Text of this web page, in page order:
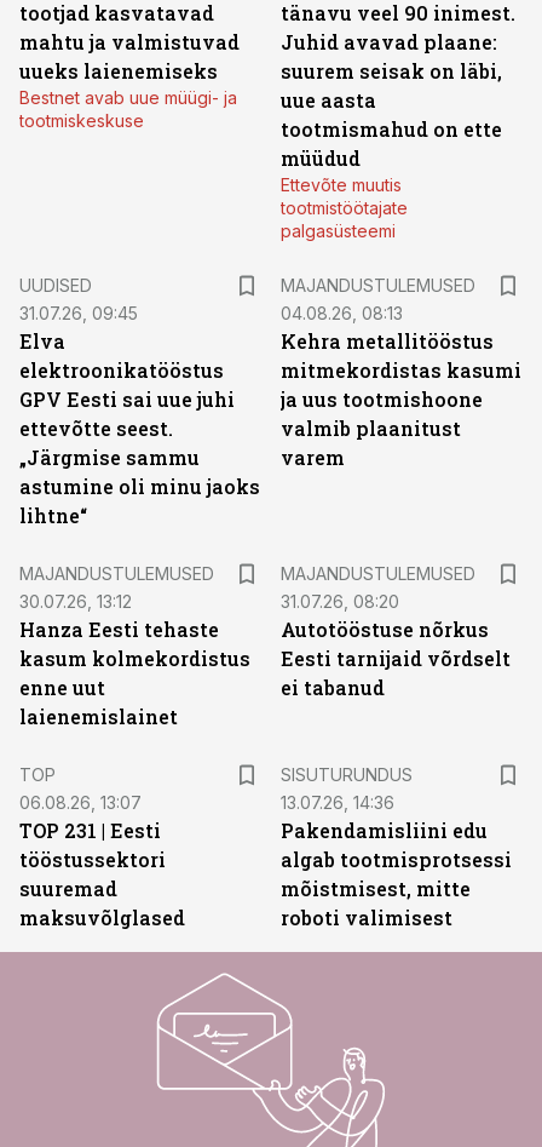
tootjad kasvatavad
mahtu ja valmistuvad
uueks laienemiseks
Bestnet avab uue müügi- ja
tootmiskeskuse
tänavu veel 90 inimest.
Juhid avavad plaane:
suurem seisak on läbi,
uue aasta
tootmismahud on ette
müüdud
Ettevõte muutis
tootmistöötajate
palgasüsteemi
UUDISED
31.07.26, 09:45
Elva
elektroonikatööstus
GPV Eesti sai uue juhi
ettevõtte seest.
„Järgmise sammu
astumine oli minu jaoks
lihtne“
MAJANDUSTULEMUSED
04.08.26, 08:13
Kehra metallitööstus
mitmekordistas kasumi
ja uus tootmishoone
valmib plaanitust
varem
MAJANDUSTULEMUSED
30.07.26, 13:12
Hanza Eesti tehaste
kasum kolmekordistus
enne uut
laienemislainet
MAJANDUSTULEMUSED
31.07.26, 08:20
Autotööstuse nõrkus
Eesti tarnijaid võrdselt
ei tabanud
TOP
06.08.26, 13:07
TOP 231 | Eesti
tööstussektori
suuremad
maksuvõlglased
SISUTURUNDUS
13.07.26, 14:36
Pakendamisliini edu
algab tootmisprotsessi
mõistmisest, mitte
roboti valimisest